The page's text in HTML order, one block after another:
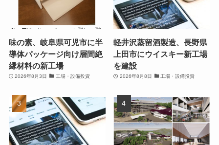
味の素、岐阜県可児市に半
導体パッケージ向け層間絶
縁材料の新工場
2026年8月3日 工場・設備投資
軽井沢蒸留酒製造、長野県
上田市にウイスキー新工場
を建設
2026年8月8日 工場・設備投資